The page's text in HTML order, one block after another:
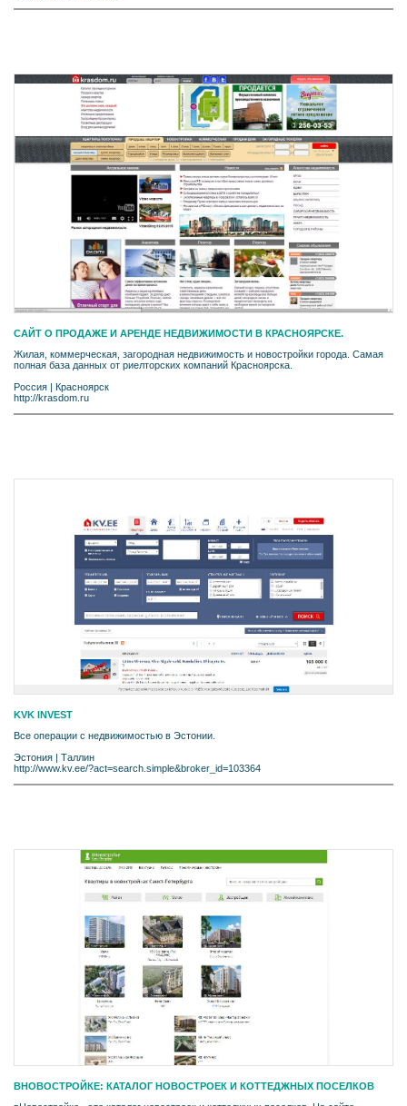
CАЙТ О ПРОДАЖЕ И АРЕНДЕ НЕДВИЖИМОСТИ В КРАСНОЯРСКЕ.
Жилая, коммерческая, загородная недвижимость и новостройки города. Самая
полная база данных от риелторских компаний Красноярска.
Россия | Красноярск
http://krasdom.ru
KVK INVEST
Все операции с недвижимостью в Эстонии.
Эстония
Таллин
http://www.kv.ee/?act=search.simple&broker_id=103364
ВНОВОСТРОЙКЕ: КАТАЛОГ НОВОСТРОЕК И КОТТЕДЖНЫХ ПОСЕЛКОВ